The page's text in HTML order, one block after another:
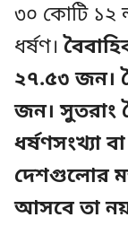
৩০ কোটি ১২
ধর্ষণ।
২৭.৫৩ জন।
জন। সুতরাং
ধর্ষণসংখ্যা
দেশগুলোর
আসবে তা